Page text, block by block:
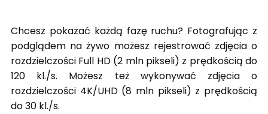
Chcesz pokazać każdą fazę ruchu? Fotografując z
podglądem na żywo możesz rejestrować zdjęcia o
rozdzielczości Full HD (2 mln pikseli) z prędkością do
120 kl./s. Możesz też wykonywać zdjęcia o
rozdzielczości 4K/UHD (8 mln pikseli) z prędkością
do 30 kl./s.